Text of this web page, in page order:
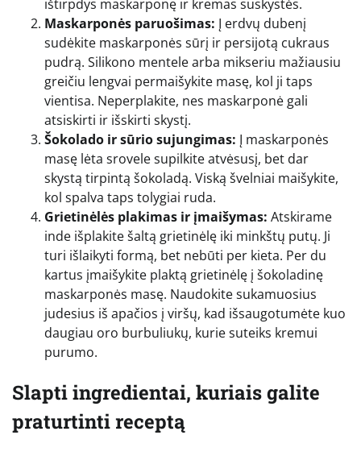
ištirpdys maskarponę ir kremas suskystės.
Maskarponės paruošimas: Į erdvų dubenį
sudėkite maskarponės sūrį ir persijotą cukraus
pudrą. Silikono mentele arba mikseriu mažiausiu
greičiu lengvai permaišykite masę, kol ji taps
vientisa. Neperplakite, nes maskarponė gali
atsiskirti ir išskirti skystį.
Šokolado ir sūrio sujungimas: Į maskarponės
masę lėta srovele supilkite atvėsusį, bet dar
skystą tirpintą šokoladą. Viską švelniai maišykite,
kol spalva taps tolygiai ruda.
Grietinėlės plakimas ir įmaišymas: Atskirame
inde išplakite šaltą grietinėlę iki minkštų putų. Ji
turi išlaikyti formą, bet nebūti per kieta. Per du
kartus įmaišykite plaktą grietinėlę į šokoladinę
maskarponės masę. Naudokite sukamuosius
judesius iš apačios į viršų, kad išsaugotumėte kuo
daugiau oro burbuliukų, kurie suteiks kremui
purumo.
Slapti ingredientai, kuriais galite
praturtinti receptą